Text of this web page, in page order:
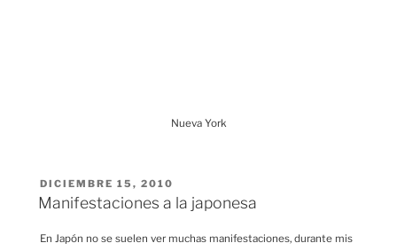
Nueva York
PUBLICADO
EL
DICIEMBRE 15, 2010
Manifestaciones a la japonesa
En Japón no se suelen ver muchas manifestaciones, durante mis